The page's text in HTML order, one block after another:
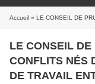
Accueil » LE CONSEIL DE PRUD'HOMMES : JUGE DES
LE CONSEIL
CONFLITS NÉS
DE TRAVAIL